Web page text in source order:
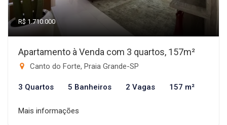
R$ 1.710.000
Apartamento à Venda com 3 quartos, 157m²
Canto do Forte, Praia Grande-SP
3 Quartos 5 Banheiros 2 Vagas 157 m²
Mais informações